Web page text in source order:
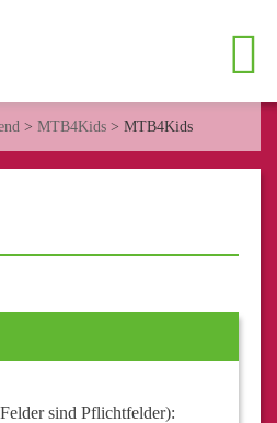
> MTB4Kids > MTB4Kids
sind Pflichtfelder):